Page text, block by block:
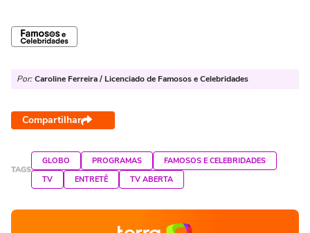
Por: Caroline Ferreira / Licenciado de Famosos e Celebridades
Compartilhar
TAGS
GLOBO PROGRAMAS
FAMOSOS E CELEBRIDADES
TV
ENTRETÊ TV ABERTA